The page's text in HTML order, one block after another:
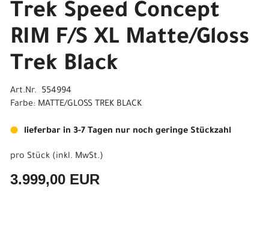
Trek Speed Concept
RIM F/S XL Matte/Gloss
Trek Black
Art.Nr. 554994
Farbe: MATTE/GLOSS TREK BLACK
lieferbar in 3-7 Tagen nur noch geringe Stückzahl
pro Stück (inkl. MwSt.)
3.999,00 EUR